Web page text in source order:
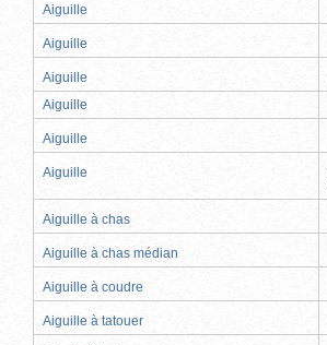
Aiguille
Aiguille
Aiguille
Aiguille
Aiguille
Aiguille
Aiguille à chas
Aiguille à chas médian
Aiguille à coudre
Aiguille à tatouer